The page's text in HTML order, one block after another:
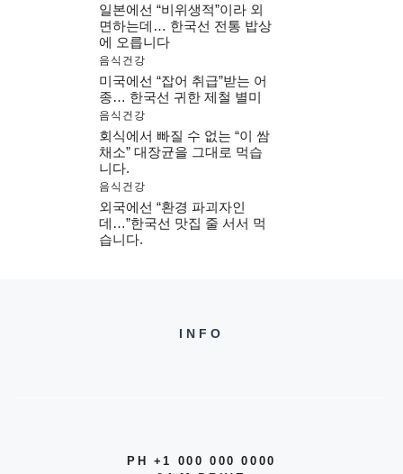
일본에선 “비위생적”이라 외
면하는데… 한국선 전통 밥상
에 오릅니다
음식건강
미국에선 “잡어 취급”받는 어
종… 한국선 귀한 제철 별미
음식건강
회식에서 빠질 수 없는 “이 쌈
채소” 대장균을 그대로 먹습
니다.
음식건강
외국에선 “환경 파괴자인
데…”한국선 맛집 줄 서서 먹
습니다.
INFO
PH +1 000 000 0000